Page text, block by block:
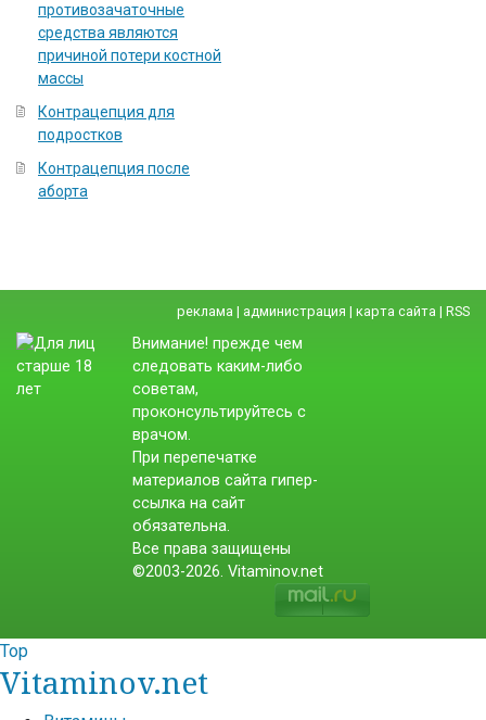
противозачаточные
средства являются
причиной потери костной
массы
Контрацепция для
подростков
Контрацепция после
аборта
реклама | администрация | карта сайта | RSS
Внимание! прежде чем
следовать каким-либо
советам,
проконсультируйтесь с
врачом.
При перепечатке
материалов сайта гипер-
ссылка на сайт
обязательна.
Все права защищены
©2003-2026. Vitaminov.net
Top
Vitaminov.net